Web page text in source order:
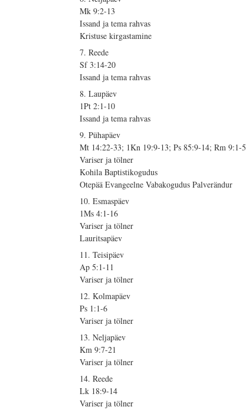
Mk 9:2-13
Issand ja tema rahvas
Kristuse kirgastamine
7. Reede
Sf 3:14-20
Issand ja tema rahvas
8. Laupäev
1Pt 2:1-10
Issand ja tema rahvas
9. Pühapäev
Mt 14:22-33; 1Kn 19:9-13; Ps 85:9-14; Rm 9:1-5
Variser ja tölner
Kohila Baptistikogudus
Otepää Evangeelne Vabakogudus Palverändur
10. Esmaspäev
1Ms 4:1-16
Variser ja tölner
Lauritsapäev
11. Teisipäev
Ap 5:1-11
Variser ja tölner
12. Kolmapäev
Ps 1:1-6
Variser ja tölner
13. Neljapäev
Km 9:7-21
Variser ja tölner
14. Reede
Lk 18:9-14
Variser ja tölner